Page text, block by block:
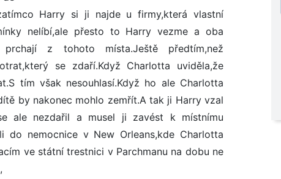
Harry si ji najde u firmy,která vlastní
nelíbí,ale přesto to Harry vezme a oba
prchají z tohoto místa.Ještě předtím,než
se zdaří.Když Charlotta uviděla,že
tím však nesouhlasí.Když ho ale Charlotta
by nakonec mohlo zemřít.A tak ji Harry vzal
ale nezdařil a musel ji zavést k místnímu
do nemocnice v New Orleans,kde Charlotta
ve státní trestnici v Parchmanu na dobu ne